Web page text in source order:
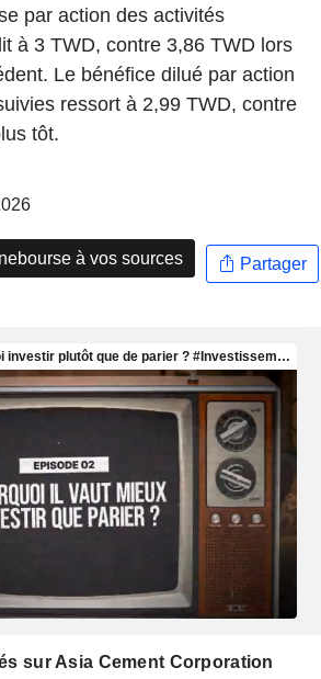
par action des activités
à 3 TWD, contre 3,86 TWD lors
Le bénéfice dilué par action
ressort à 2,99 TWD, contre
tôt.
à vos sources Partager
sur Asia Cement Corporation